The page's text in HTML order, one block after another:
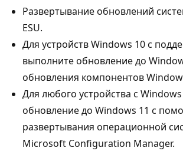
Развертывание обновлений
ESU.
Для устройств Windows 10 с
выполните обновление до
обновления компонентов
Для любого устройства с
обновление до Windows 11 с
развертывания операционной
Microsoft Configuration Manager.